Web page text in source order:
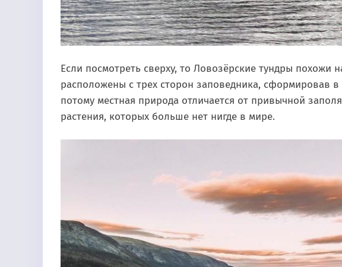
Если посмотреть сверху, то Ловозёрские тундры похожи
расположены с трех сторон заповедника, сформировав
потому местная природа отличается от привычной
растения, которых больше нет нигде в мире.